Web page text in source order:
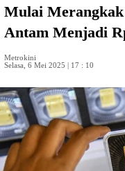
Mulai
Antam Menjadi
Metrokini
Selasa, 6 Mei 2025 | 17 : 10